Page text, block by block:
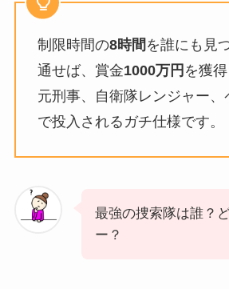
制限時間の8時間 を誰にも見
通せば、賞金1000万円 を獲
元刑事、自衛隊レンジャー、
で投入されるガチ仕様です。
最強の捜索隊は誰？
ー？